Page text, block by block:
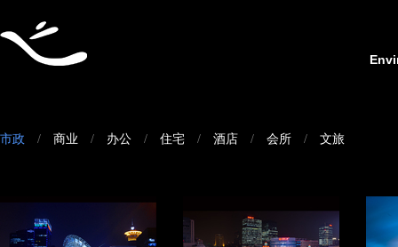
市政 / 商业 / 办公 / 住宅 / 酒店 / 会所 / 文旅